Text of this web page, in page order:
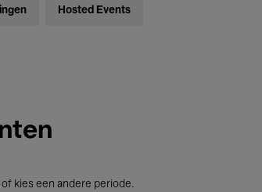
Hosted Events
kies een andere periode.